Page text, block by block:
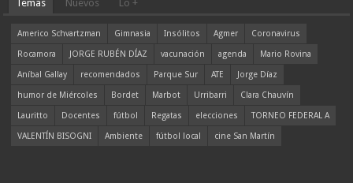
Temas Nuevos Lo +
Americo Schvartzman Gimnasia Insólitos Agmer
Coronavirus
Rocamora
JORGE RUBÉN DÍAZ vacunación agenda
Mario Rovina
Aníbal Gallay
recomendados Parque Sur ATE
Jorge Díaz
humor de Miércoles
Bordet Marbot Urribarri
Clara Chauvín
Lauritto
Docentes fútbol Regatas elecciones
TORNEO FEDERAL A
VALENTÍN BISOGNI
Ambiente fútbol local cine San Martín